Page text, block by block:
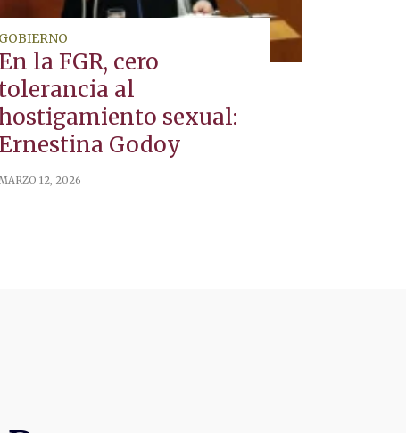
GOBIERNO
En la FGR, cero
tolerancia al
sexual:
Ernestina Godoy
12, 2026